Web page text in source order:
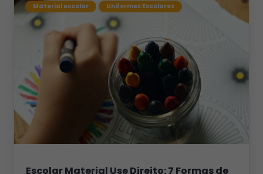
Material escolar Uniformes Escolares
Escolar Material Use Direito: 7 Formas de